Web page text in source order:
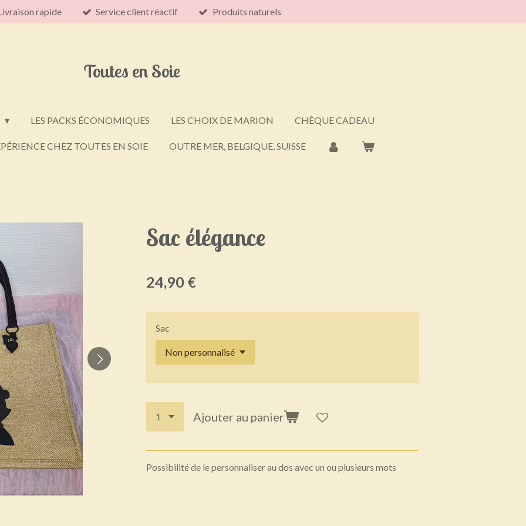
rapide Service client réactif Produits naturels
Toutes en Soie
LES PACKS ÉCONOMIQUES LES CHOIX DE MARION CHÈQUE CADEAU
CHEZ TOUTES EN SOIE OUTRE MER, BELGIQUE, SUISSE
Sac élégance
24,90 €
Sac
Ajouter au panier
Possibilité de le personnaliser au dos avec un ou plusieurs mots